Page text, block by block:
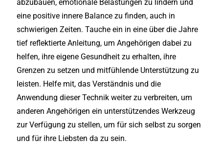
abzubauen, emotionale Belastungen zu lindern und
eine positive innere Balance zu finden, auch in
schwierigen Zeiten. Tauche ein in eine über die Jahre
tief reflektierte Anleitung, um Angehörigen dabei zu
helfen, ihre eigene Gesundheit zu erhalten, ihre
Grenzen zu setzen und mitfühlende Unterstützung zu
leisten. Helfe mit, das Verständnis und die
Anwendung dieser Technik weiter zu verbreiten, um
anderen Angehörigen ein unterstützendes Werkzeug
zur Verfügung zu stellen, um für sich selbst zu sorgen
und für ihre Liebsten da zu sein.